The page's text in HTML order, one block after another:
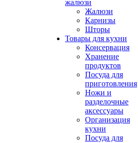
жалюзи
Жалюзи
Карнизы
Шторы
Товары для кухни
Консервация
Хранение
продуктов
Посуда для
приготовления
Ножи и
разделочные
аксессуары
Организация
кухни
Посуда для